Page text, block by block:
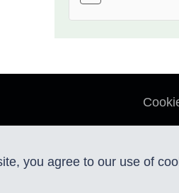
you agree to our use of